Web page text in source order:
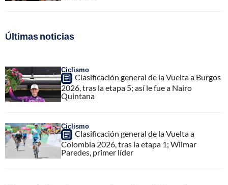
Últimas noticias
Ciclismo
Clasificación general de la Vuelta a Burgos
2026, tras la etapa 5; así le fue a Nairo
Quintana
Ciclismo
Clasificación general de la Vuelta a
Colombia 2026, tras la etapa 1; Wilmar
Paredes, primer líder